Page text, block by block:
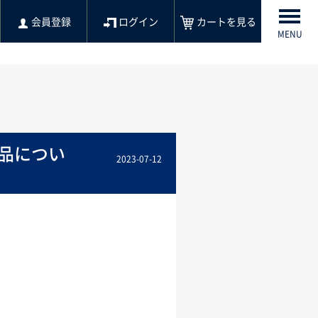
会員登録 ログイン カートを見る
MENU
につい 2023-07-12